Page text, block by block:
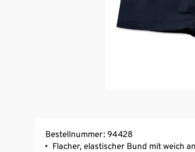
Bestellnummer: 94428
Flacher, elastischer Bund mit weich